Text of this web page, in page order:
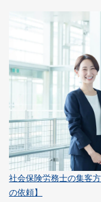
社会保険労務士の集客
の依頼】